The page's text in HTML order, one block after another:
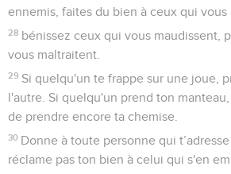
ennemis, faites du bien à ceux qui vous
28 bénissez ceux qui vous maudissent,
vous maltraitent.
29 Si quelqu'un te frappe sur une joue,
l'autre. Si quelqu'un prend ton
de prendre encore ta chemise.
30 Donne à toute personne qui
réclame pas ton bien à celui qui s'en